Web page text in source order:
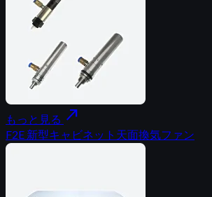
もっと見る north_east
F2E 新型キャビネット天面換気ファン